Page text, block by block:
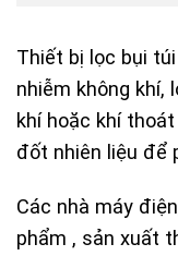
Thiết bị lọc bụi
nhiễm không khí,
khí hoặc khí
đốt nhiên liệu để
Các nhà máy
phẩm , sản xuất